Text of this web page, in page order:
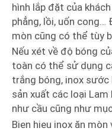
hình lắp đặt của
phẳng, lồi, uốn cong…
mòn cũng có thể tùy
Nếu xét về độ bóng
toàn có thể sử dụng
trắng bóng, inox
sản xuất các loại Lam
như cầu cũng như
Bien hieu inox ăn